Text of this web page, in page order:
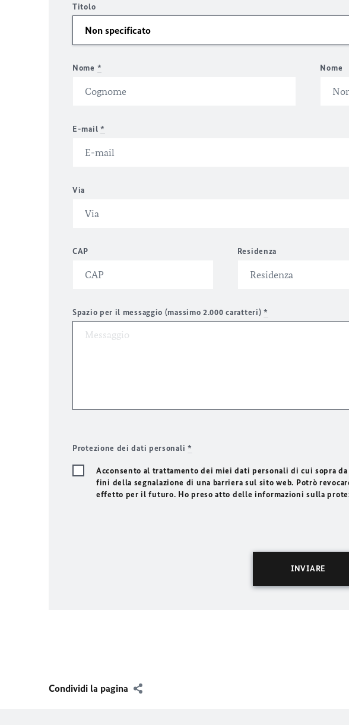
Titolo
Nome * Nome
E-mail *
Via
CAP Residenza
Spazio per il messaggio (massimo 2.000 caratteri) *
Protezione dei dati personali *
Acconsento al trattamento dei miei dati personali di cui sopra
fini della segnalazione di una barriera sul sito web. Potrò
effetto per il futuro. Ho preso atto delle informazioni sulla
Condividi la pagina